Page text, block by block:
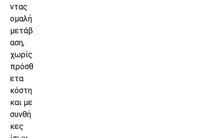
ντας
ομαλή
μετάβ
αση,
χωρίς
πρόσθ
ετα
κόστη
και με
συνθή
κες